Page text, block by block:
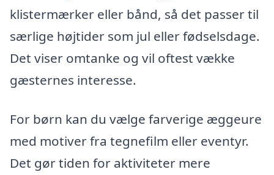
klistermærker eller bånd, så det passer til
særlige højtider som jul eller fødselsdage.
Det viser omtanke og vil oftest vække
gæsternes interesse.
For børn kan du vælge farverige æggeure
med motiver fra tegnefilm eller eventyr.
Det gør tiden for aktiviteter mere